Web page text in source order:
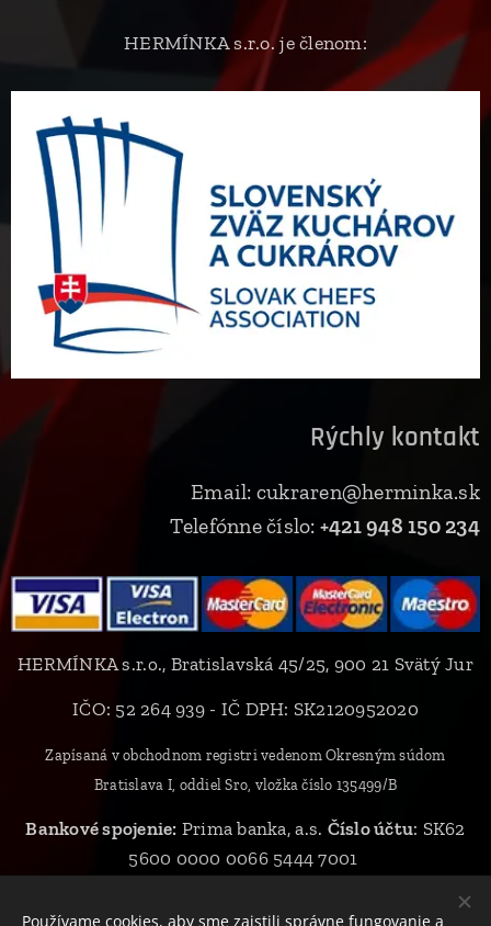
HERMÍNKA s.r.o. je členom:
Rýchly kontakt
Email: cukraren@herminka.sk
Telefónne číslo: +421 948 150 234
HERMÍNKA s.r.o., Bratislavská 45/25, 900 21 Svätý Jur
IČO: 52 264 939 - IČ DPH: SK2120952020
Zapísaná v obchodnom registri vedenom Okresným súdom
Bratislava I, oddiel Sro, vložka číslo 135499/B
Bankové spojenie: Prima banka, a.s. Číslo účtu: SK62
5600 0000 0066 5444 7001
Používame cookies, aby sme zaistili správne fungovanie a